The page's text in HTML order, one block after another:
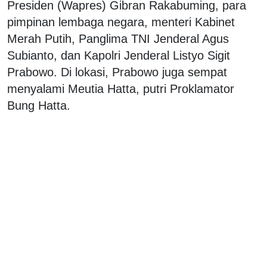
Presiden (Wapres) Gibran Rakabuming, para
pimpinan lembaga negara, menteri Kabinet
Merah Putih, Panglima TNI Jenderal Agus
Subianto, dan Kapolri Jenderal Listyo Sigit
Prabowo. Di lokasi, Prabowo juga sempat
menyalami Meutia Hatta, putri Proklamator
Bung Hatta.